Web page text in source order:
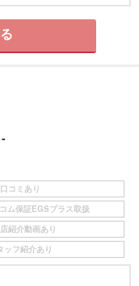
-
口コミあり
ム保証EGSプラス取扱
紹介動画あり
ッフ紹介あり